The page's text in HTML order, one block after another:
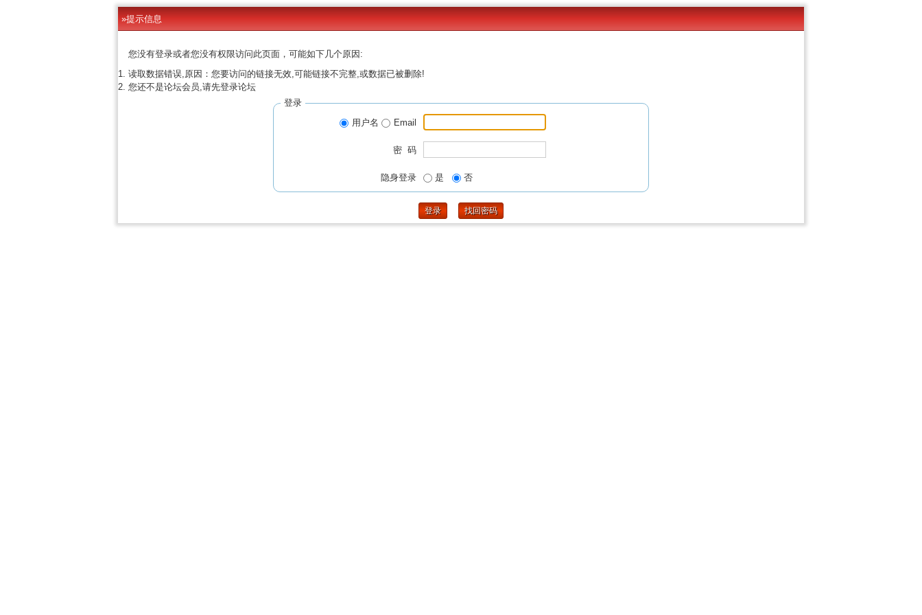
»提示信息
您没有登录或者您没有权限访问此页面，可能如下几个原因:
读取数据错误,原因：您要访问的链接无效,可能链接不完整,或数据已被删除!
您还不是论坛会员,请先登录论坛
登录
用户名
Email
密 码
隐身登录 是 否